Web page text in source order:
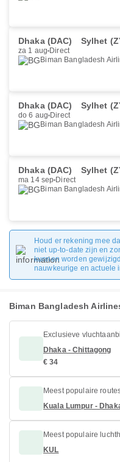
Dhaka (DAC) Sylhet
za 1 aug Direct
Biman Bangladesh
Dhaka (DAC) Sylhet
do 6 aug Direct
Biman Bangladesh
Dhaka (DAC) Sylhet
ma 14 sep Direct
Biman Bangladesh
Houd er rekening mee
niet up-to-date zijn en
kunnen worden
nauwkeurige en actuele
Biman Bangladesh
Exclusieve
Dhaka - Chittagong
€ 34
Meest populaire
Kuala Lumpur -
Meest populaire
KUL